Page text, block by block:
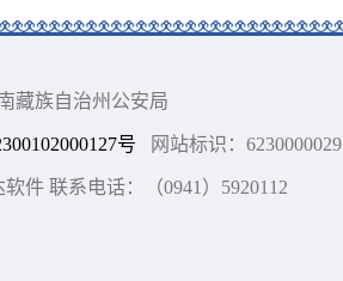
藏族自治州公安局
号 网站标识：6230000029
件 联系电话：（0941）5920112